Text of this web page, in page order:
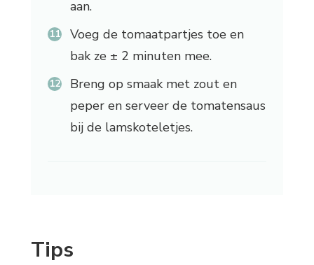
aan.
Voeg de tomaatpartjes toe en
bak ze ± 2 minuten mee.
Breng op smaak met zout en
peper en serveer de tomatensaus
bij de lamskoteletjes.
Tips